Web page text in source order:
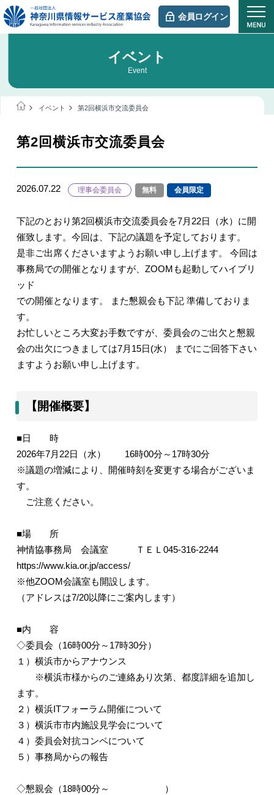
会員ログイン
イベント
Event
イベント 第2回横浜市交流委員会
第2回横浜市交流委員会
2026.07.22 理事会委員会 無料 会員限定
下記のとおり第2回横浜市交流委員会を7月22日（水）に開
催致します。今回は、下記の議題を予定しております。
是非ご出席くださいますようお願い申し上げます。 今回は
事務局での開催となりますが、ZOOMも起動してハイブリ
ッド
での開催となります。 また懇親会も下記 準備しておりま
す。
お忙しいところ大変お手数ですが、委員会のご出欠と懇親
会の出欠につきましては7月15日(水） までにご回答下さい
ますようお願い申し上げます。
【開催概要】
■日 時
2026年7月22日（水） 16時00分～17時30分
※議題の増減により、開催時刻を変更する場合がございま
す。
ご注意ください。
■場 所
神情協事務局 会議室 ＴＥＬ045-316-2244
https://www.kia.or.jp/access/
※他ZOOM会議室も開設します。
（アドレスは7/20以降にご案内します）
■内 容
◇委員会（16時00分～17時30分）
１）横浜市からアナウンス
※横浜市様からのご連絡あり次第、都度詳細を追加し
ます。
２）横浜ITフォーラム開催について
３）横浜市市内施設見学会について
４）委員会対抗コンペについて
５）事務局からの報告
◇懇親会（18時00分～ ）